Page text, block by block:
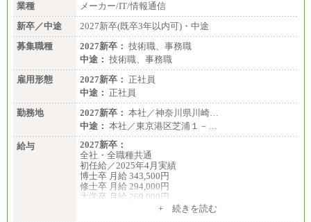
業種
メーカー/IT/情報通信
新卒／中途
2027新卒(既卒3年以内可)・中途
募集職種
2027新卒： 技術職、事務職
中途： 技術職、事務職
雇用形態
2027新卒： 正社員
中途： 正社員
勤務地
2027新卒： 本社／神奈川県川崎…
中途： 本社／東京港区芝浦１－…
給与
2027新卒：
全社・全職種共通
初任給／2025年4月実績
博士卒 月給 343,500円
修士卒 月給 294,000円
大学卒 月給 269,000円
※試用期間の給与に変更はございません
+ 続きを読む